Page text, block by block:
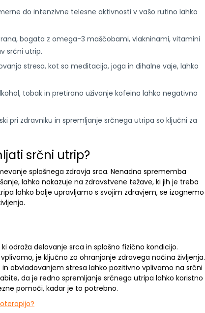
do intenzivne telesne aktivnosti v vašo rutino lahko
bogata z omega-3 maščobami, vlakninami, vitamini
srčni utrip.
stresa, kot so meditacija, joga in dihalne vaje, lahko
tobak in pretirano uživanje kofeina lahko negativno
pri zdravniku in spremljanje srčnega utripa so ključni za
srčni utrip?
splošnega zdravja srca. Nenadna sprememba
lahko nakazuje na zdravstvene težave, ki jih je treba
lahko bolje upravljamo s svojim zdravjem, se izognemo
odraža delovanje srca in splošno fizično kondicijo.
je ključno za ohranjanje zdravega načina življenja.
obvladovanjem stresa lahko pozitivno vplivamo na srčni
da je redno spremljanje srčnega utripa lahko koristno
pomoči, kadar je to potrebno.